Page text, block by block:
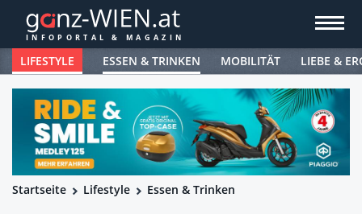
LIFESTYLE ESSEN & TRINKEN MOBILITÄT LIEBE &
Startseite Lifestyle Essen & Trinken